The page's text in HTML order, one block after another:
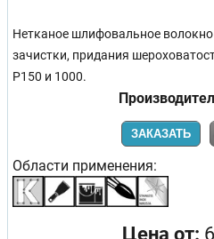
Нетканое шлифовальное
зачистки, придания
Р150 и 1000.
ЗАКАЗАТЬ
Области применения:
Цена от: